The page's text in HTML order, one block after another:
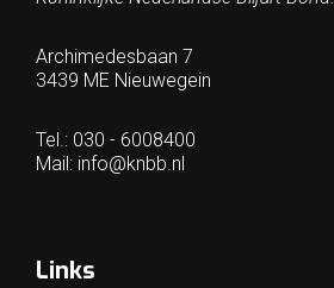
Archimedesbaan 7
3439 ME Nieuwegein
Tel.: 030 - 6008400
Mail: info@knbb.nl
Links